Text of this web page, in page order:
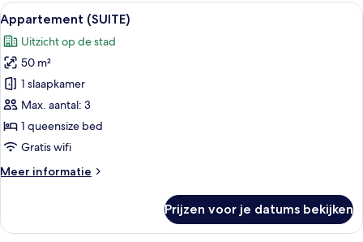
Alle
foto's
voor
Appartement
(SUITE)
laden
Een moderne woonkamer met een
22
Appartement (SUITE)
Uitzicht op de stad
50 m²
1 slaapkamer
Max. aantal: 3
1 queensize bed
Gratis wifi
Meer informatie
Meer
(SUITE)
Prijzen voor je datums bekijken